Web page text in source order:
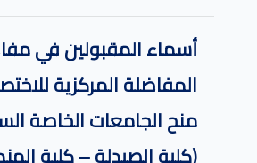
أسماء المقبولين في
المفاضلة المركزية
منح الجامعات الخاصة
(كلية الصيدلة – كلية